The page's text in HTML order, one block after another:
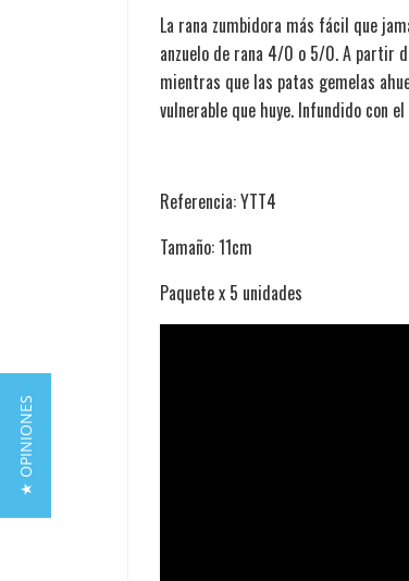
La rana zumbidora más fácil que
anzuelo de rana 4/0 o 5/0. A partir
mientras que las patas gemelas
vulnerable que huye. Infundido con
Referencia: YTT4
Tamaño: 11cm
Paquete x 5 unidades
★ OPINIONES